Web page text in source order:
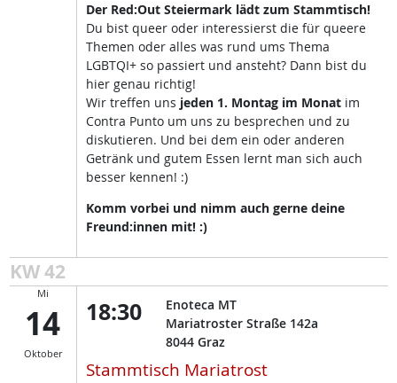
Der Red:Out Steiermark lädt zum Stammtisch!
Du bist queer oder interessierst die für queere
Themen oder alles was rund ums Thema
LGBTQI+ so passiert und ansteht? Dann bist du
hier genau richtig!
Wir treffen uns jeden 1. Montag im Monatim
Contra Punto um uns zu besprechen und zu
diskutieren. Und bei dem ein oder anderen
Getränk und gutem Essen lernt man sich auch
besser kennen! :)
Komm vorbei und nimm auch gerne deine
Freund:innen mit! :)
KW 42
Mi
14
Oktober
18:30
Enoteca MT
Mariatroster Straße 142a
8044 Graz
Stammtisch Mariatrost